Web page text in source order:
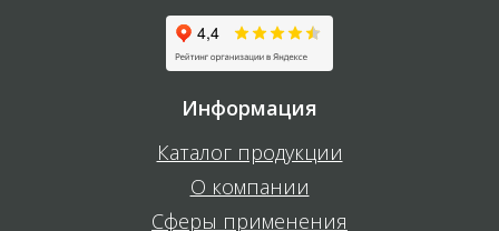
Информация
Каталог продукции
О компании
Сферы применения